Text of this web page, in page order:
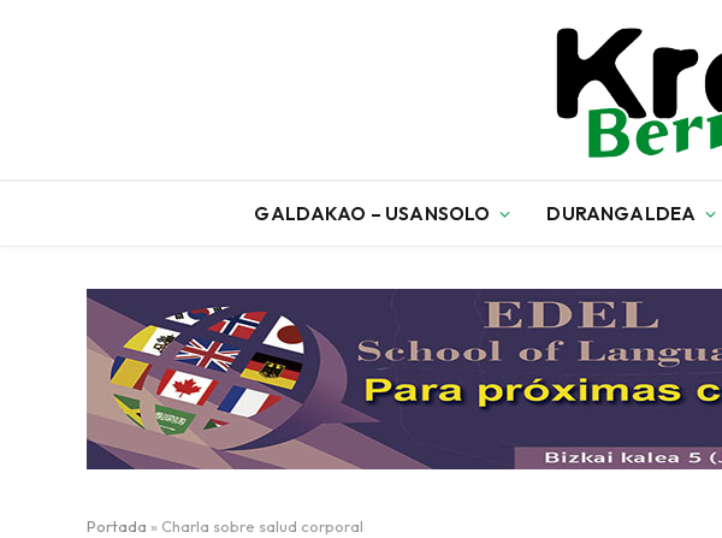
GALDAKAO – USANSOLO DURANGALDEA
Portada » Charla sobre salud corporal